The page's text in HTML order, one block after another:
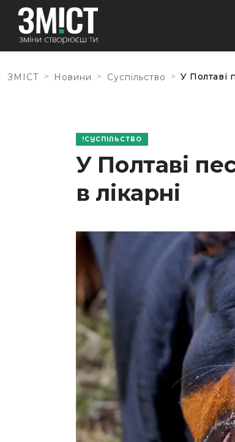
ЗМІСТ > Новини > Суспільство > У Полтаві
СУСПІЛЬСТВО
У Полтаві
в лікарні